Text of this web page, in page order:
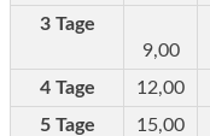
3 Tage
9,00
4 Tage 12,00
5 Tage
15,00